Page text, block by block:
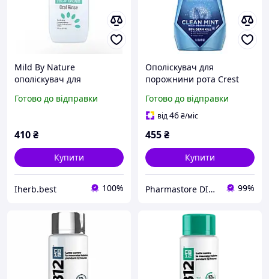
Mild By Nature
ополіскувач для
подих, без спирту, мʼята,
Готово до відправки
410₴
Купити
Iherb.best 100%
Ополіскувач для
порожнини рота Crest
Готово до відправки
від46₴/міс
455₴
Купити
Pharmastore DISCOUNT 99%